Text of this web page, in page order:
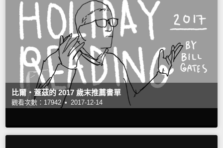
比爾‧蓋茲的 2017 歲末推薦書單
觀看次數：17942 • 2017-12-14